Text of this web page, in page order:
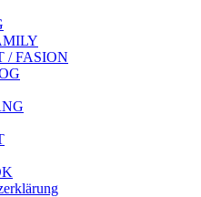
/ FASION